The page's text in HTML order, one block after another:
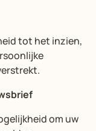
tot het inzien,
om uw